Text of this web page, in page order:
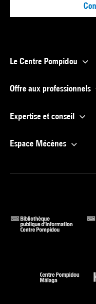
Le Centre Pompidou
Offre aux professionnels
Expertise et conseil
Espace Mécènes